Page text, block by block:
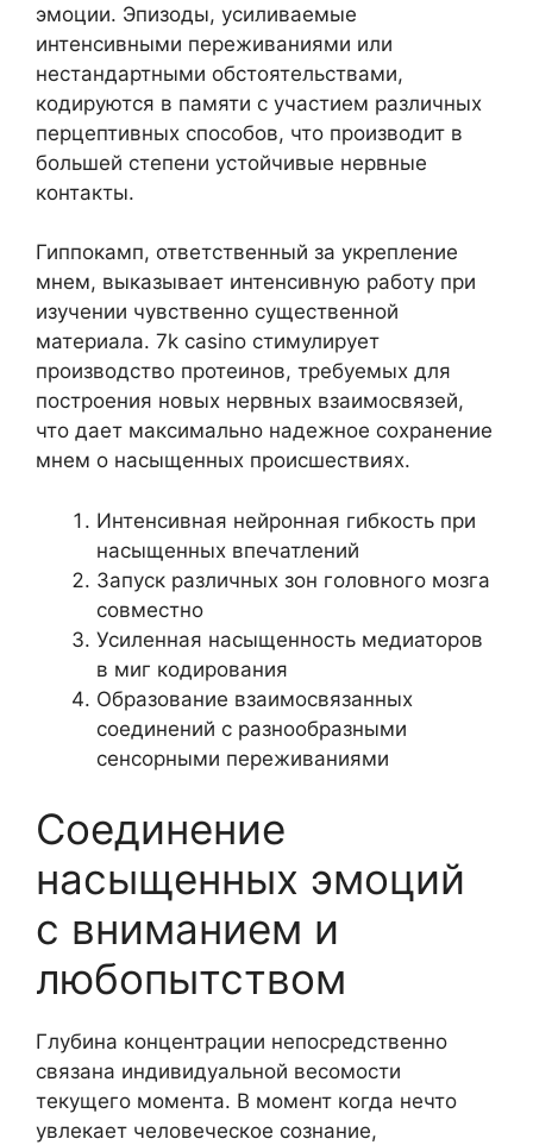
эмоции. Эпизоды, усиливаемые
интенсивными переживаниями или
нестандартными обстоятельствами,
кодируются в памяти с участием различных
перцептивных способов, что производит в
большей степени устойчивые нервные
контакты.
Гиппокамп, ответственный за укрепление
мнем, выказывает интенсивную работу при
изучении чувственно существенной
материала. 7k casino стимулирует
производство протеинов, требуемых для
построения новых нервных взаимосвязей,
что дает максимально надежное сохранение
мнем о насыщенных происшествиях.
Интенсивная нейронная гибкость при
насыщенных впечатлений
Запуск различных зон головного мозга
совместно
Усиленная насыщенность медиаторов
в миг кодирования
Образование взаимосвязанных
соединений с разнообразными
сенсорными переживаниями
Соединение
насыщенных эмоций
с вниманием и
любопытством
Глубина концентрации непосредственно
связана индивидуальной весомости
текущего момента. В момент когда нечто
увлекает человеческое сознание,